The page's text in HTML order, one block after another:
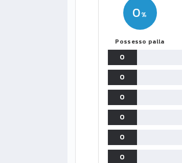
0
Possesso palla
0
0
0
0
0
0